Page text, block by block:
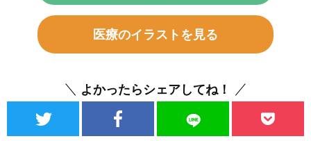
医療のイラストを見る
よかったらシェアしてね！